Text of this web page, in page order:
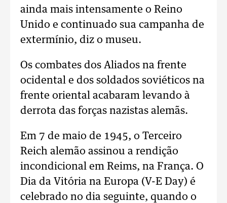
ainda mais intensamente o Reino
Unido e continuado sua campanha de
extermínio, diz o museu.
Os combates dos Aliados na frente
ocidental e dos soldados soviéticos na
frente oriental acabaram levando à
derrota das forças nazistas alemãs.
Em 7 de maio de 1945, o Terceiro
Reich alemão assinou a rendição
incondicional em Reims, na França. O
Dia da Vitória na Europa (V-E Day) é
celebrado no dia seguinte, quando o